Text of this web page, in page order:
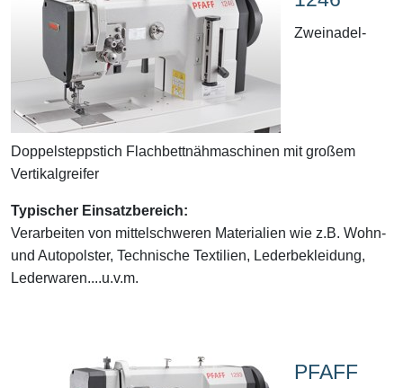
Zweinadel-
Doppelsteppstich Flachbettnähmaschinen mit großem
Vertikalgreifer
Typischer Einsatzbereich:
Verarbeiten von mittelschweren Materialien wie z.B. Wohn-
und Autopolster, Technische Textilien, Lederbekleidung,
Lederwaren....u.v.m.
PFAFF